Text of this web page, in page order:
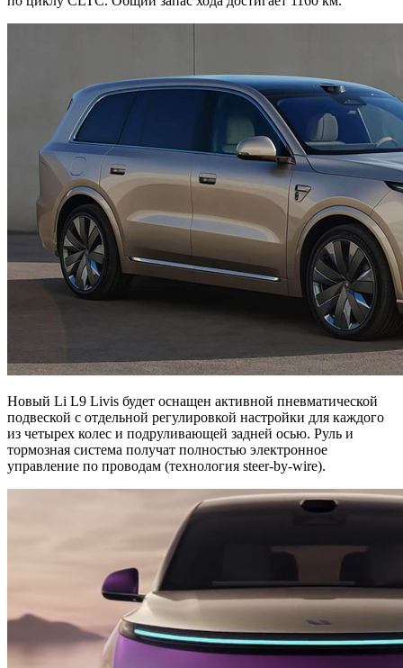
Новый Li L9 Livis будет оснащен активной пневматической
подвеской с отдельной регулировкой настройки для каждого
из четырех колес и подруливающей задней осью. Руль и
тормозная система получат полностью электронное
управление по проводам (технология steer-by-wire).